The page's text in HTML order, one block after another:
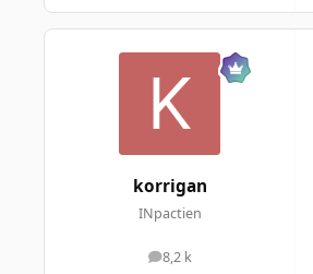
korrigan
INpactien
8,2 k
messages